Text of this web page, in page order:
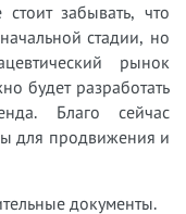
забывать, что
стадии, но
рынок
будет разработать
Благо сейчас
для продвижения и
документы.